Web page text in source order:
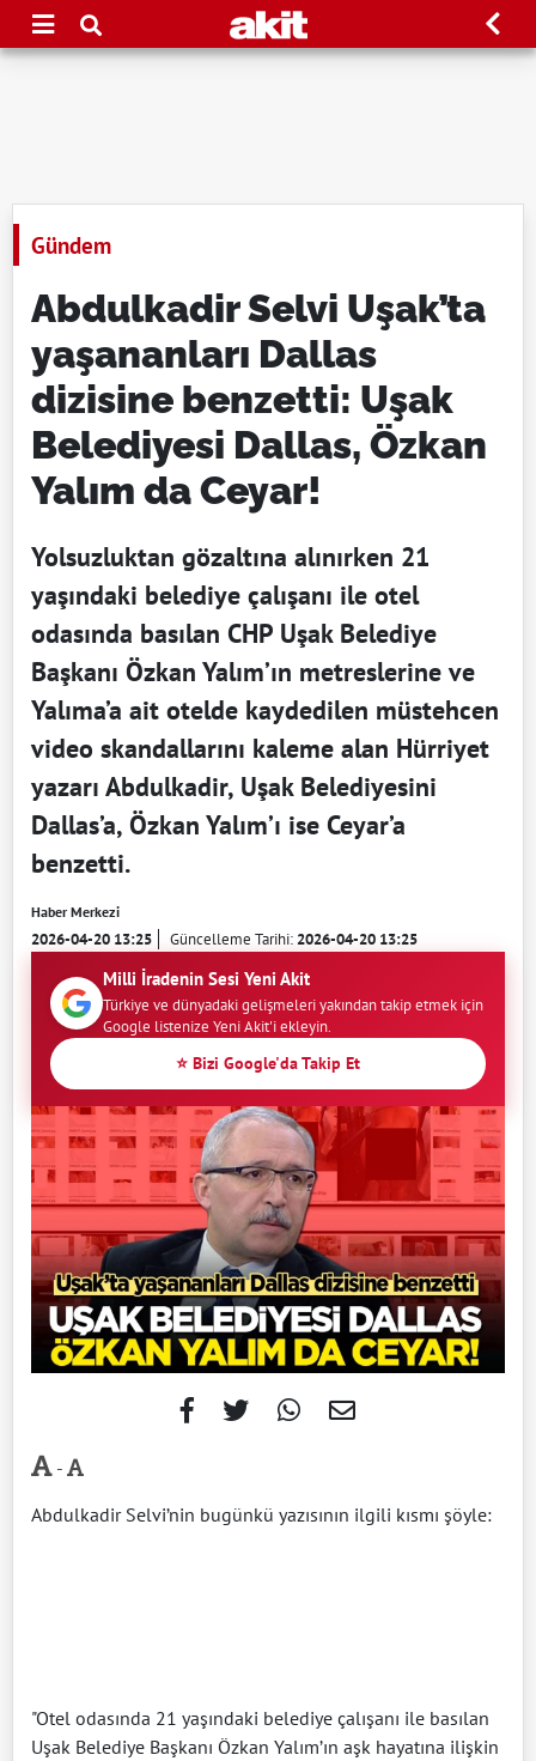
Gündem
Abdulkadir Selvi Uşak’ta
yaşananları Dallas
dizisine benzetti: Uşak
Belediyesi Dallas, Özkan
Yalım da Ceyar!
Yolsuzluktan gözaltına alınırken 21
yaşındaki belediye çalışanı ile otel
odasında basılan CHP Uşak Belediye
Başkanı Özkan Yalım’ın metreslerine ve
Yalıma’a ait otelde kaydedilen müstehcen
video skandallarını kaleme alan Hürriyet
yazarı Abdulkadir, Uşak Belediyesini
Dallas’a, Özkan Yalım’ı ise Ceyar’a
benzetti.
Haber Merkezi
2026-04-20 13:25 Güncelleme Tarihi:2026-04-20 13:25
Milli İradenin Sesi Yeni Akit
Türkiye ve dünyadaki gelişmeleri yakından takip etmek için
Google listenize Yeni Akit'i ekleyin.
⭐ Bizi Google'da Takip Et
-
Abdulkadir Selvi’nin bugünkü yazısının ilgili kısmı şöyle:
"Otel odasında 21 yaşındaki belediye çalışanı ile basılan
Uşak Belediye Başkanı Özkan Yalım’ın aşk hayatına ilişkin